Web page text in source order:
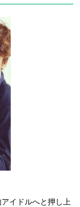
イドルへと押し上